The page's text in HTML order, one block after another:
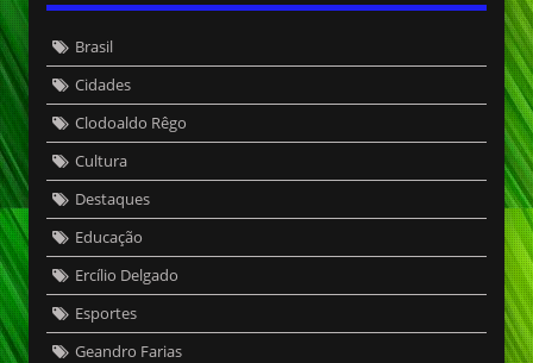
Brasil
Cidades
Clodoaldo Rêgo
Cultura
Destaques
Educação
Ercílio Delgado
Esportes
Geandro Farias